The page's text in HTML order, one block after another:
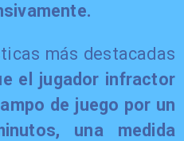
más destacadas
e el jugador infractor
de juego por un
una medida